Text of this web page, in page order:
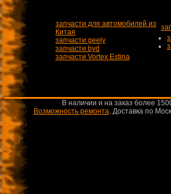
запчасти для автомобилей из
Китая
запчасти geely
запчасти byd
запчасти Vortex Estina
В наличии и на заказ более
Возможность ремонта.Доставка по